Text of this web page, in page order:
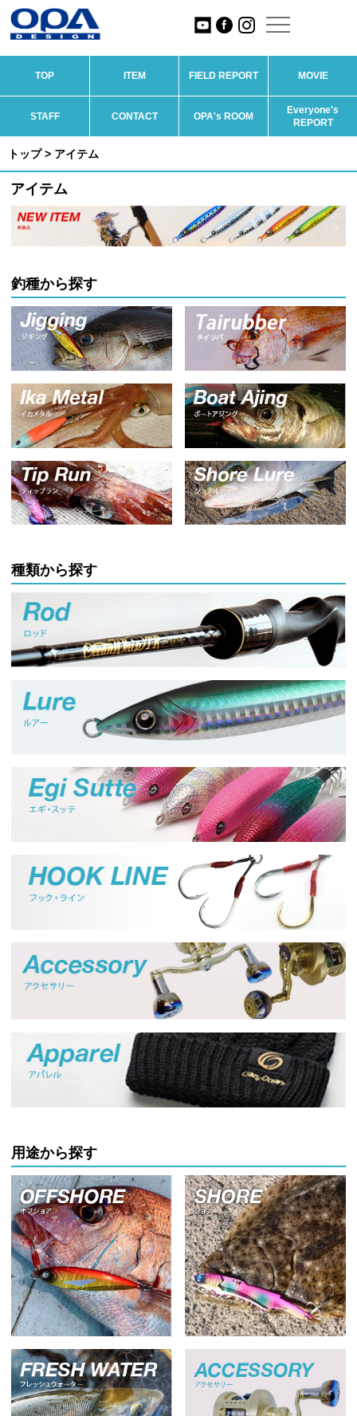
TOP ITEM FIELD REPORT MOVIE
STAFF CONTACT OPA's ROOM
Everyone's
REPORT
トップ> アイテム
アイテム
釣種から探す
種類から探す
用途から探す